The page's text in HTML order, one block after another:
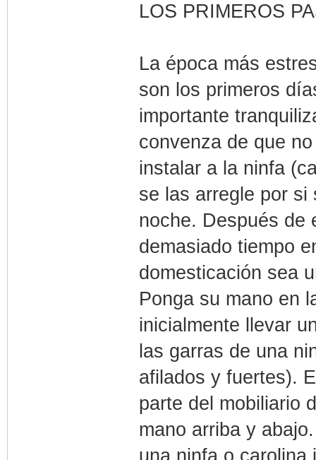
LOS PRIMEROS
La época más
son los primeros
importante
convenza de que
instalar a la ninfa
se las arregle por
noche. Después de
demasiado tiempo
domesticación sea
Ponga su mano en
inicialmente llevar
las garras de una
afilados y fuertes).
parte del mobiliario
mano arriba y
una ninfa o carolina